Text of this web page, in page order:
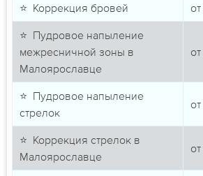
⭐ Коррекция бровей от
⭐ Пудровое напыление
межресничной зоны в
Малоярославце
от
⭐ Пудровое напыление
стрелок
от
⭐ Коррекция стрелок в
Малоярославце
от